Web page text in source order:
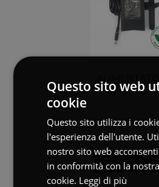
Questo sito web
cookie
Questo sito utilizza i
l'esperienza dell'utente.
nostro sito web
in conformità con la
cookie. Leggi di più